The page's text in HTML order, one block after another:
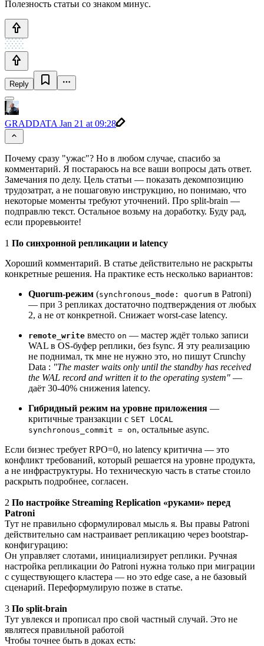
Полезность статьи со знаком минус.
Reply
GRADDATA Jan 21 at 09:28
Почему сразу "ужас"? Но в любом случае, спасибо за
комментарий. Я постараюсь на все ваши вопросы дать ответ.
Замечания по делу. Цель статьи — показать декомпозицию
трудозатрат, а не пошаговую инструкцию, но понимаю, что
некоторые моменты требуют уточнений. Про split-brain —
подправлю текст. Остальное возьму на доработку. Буду рад,
если проревьюите!
1 По синхронной репликации и latency
Хороший комментарий. В статье действительно не раскрыты
конкретные решения. На практике есть несколько вариантов:
Quorum-режим (synchronous_mode: quorum в Patroni)
— при 3 репликах достаточно подтверждения от любых
2, а не от конкретной. Снижает worst-case latency.
remote_write вместо on — мастер ждёт только записи
WAL в OS-буфер реплики, без fsync. Я эту реализацию
не поднимал, тк мне не нужно это, но пишут Crunchy
Data : "The master waits only until the standby has received
the WAL record and written it to the operating system" —
даёт 30-40% снижения latency.
Гибридный режим на уровне приложения —
критичные транзакции с SET LOCAL
synchronous_commit = on, остальные async.
Если бизнес требует RPO=0, но latency критична — это
конфликт требований, который решается на уровне продукта,
а не инфраструктуры. Но техническую часть в статье стоило
раскрыть подробнее, согласен.
2 По настройке Streaming Replication «руками» перед
Patroni
Тут не правильно сформулировал мысль я. Вы правы Patroni
действительно сам настраивает репликацию через bootstrap-
конфигурацию:
Он управляет слотами, инициализирует реплики. Ручная
настройка репликации до Patroni нужна только при миграции
с существующего кластера — но это edge case, а не базовый
сценарий. Переформулирую позже в статье.
3 По split-brain
Тут увлекся и прописал про свой частный случай. Это не
являтеся правильной работой
Чтобы точнее быть в доках есть: